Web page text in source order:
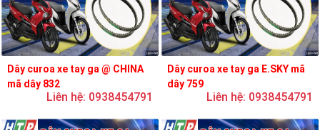
Dây curoa xe tay ga @ CHINA
mã dây 832
Liên hệ: 0938454791
Dây curoa xe tay ga E.SKY mã
dây 759
Liên hệ: 0938454791